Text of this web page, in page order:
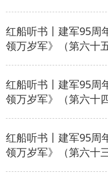
红船听书丨建军95周
领万岁军》（第六十
红船听书丨建军95周
领万岁军》（第六十
红船听书丨建军95周
领万岁军》（第六十